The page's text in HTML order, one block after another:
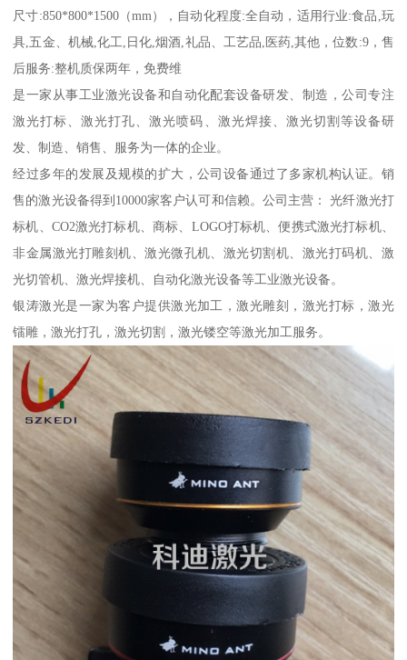
尺寸:850*800*1500（mm），自动化程度:全自动，适用行业:食品,玩
具,五金、机械,化工,日化,烟酒,礼品、工艺品,医药,其他，位数:9，售
后服务:整机质保两年，免费维
是一家从事工业激光设备和自动化配套设备研发、制造，公司专注
激光打标、激光打孔、激光喷码、激光焊接、激光切割等设备研
发、制造、销售、服务为一体的企业。
经过多年的发展及规模的扩大，公司设备通过了多家机构认证。销
售的激光设备得到10000家客户认可和信赖。公司主营： 光纤激光打
标机、CO2激光打标机、商标、LOGO打标机、便携式激光打标机、
非金属激光打雕刻机、激光微孔机、激光切割机、激光打码机、激
光切管机、激光焊接机、自动化激光设备等工业激光设备。
银涛激光是一家为客户提供激光加工，激光雕刻，激光打标，激光
镭雕，激光打孔，激光切割，激光镂空等激光加工服务。